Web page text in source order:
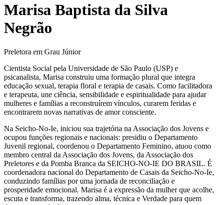
Marisa Baptista da Silva
Negrão
Preletora em Grau Júnior
Cientista Social pela Universidade de São Paulo (USP) e
psicanalista, Marisa construiu uma formação plural que integra
educação sexual, terapia floral e terapia de casais. Como facilitadora
e terapeuta, une ciência, sensibilidade e espiritualidade para ajudar
mulheres e famílias a reconstruírem vínculos, curarem feridas e
encontrarem novas narrativas de amor consciente.
Na Seicho-No-Ie, iniciou sua trajetória na Associação dos Jovens e
ocupou funções regionais e nacionais: presidiu o Departamento
Juvenil regional, coordenou o Departamento Feminino, atuou como
membro central da Associação dos Jovens, da Associação dos
Preletores e da Pomba Branca da SEICHO-NO-IE DO BRASIL. É
coordenadora nacional do Departamento de Casais da Seicho-No-Ie,
conduzindo famílias por uma jornada de reconciliação e
prosperidade emocional. Marisa é a expressão da mulher que acolhe,
escuta e transforma, trazendo alma, técnica e Verdade para quem